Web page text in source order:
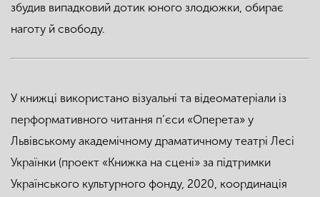
збудив випадковий дотик юного злодюжки, обирає
наготу й свободу.
У книжці використано візуальні та відеоматеріали із
перформативного читання п’єси «Оперета» у
Львівському академічному драматичному театрі Лесі
Українки (проект «Книжка на сцені» за підтримки
Українського культурного фонду, 2020, координація